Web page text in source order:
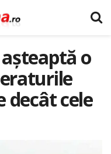
o
decât cele